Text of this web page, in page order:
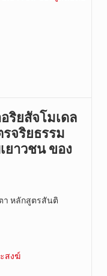
ริยสัจโมเดล
จริยธรรม
ยาวชน ของ
า หลักสูตรสันติ
สงฆ์